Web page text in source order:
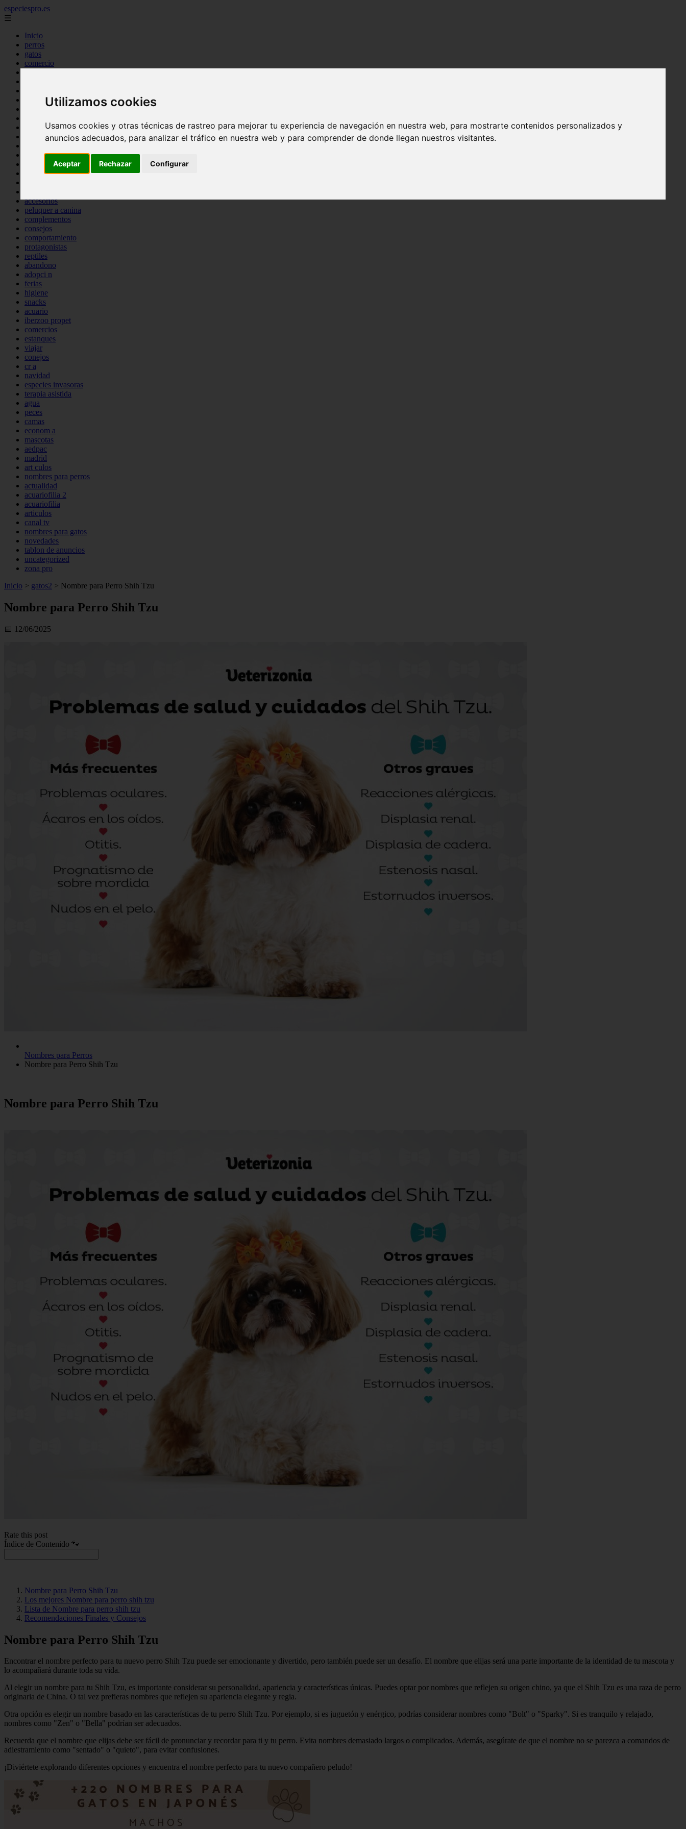
Utilizamos cookies
Usamos cookies y otras técnicas de rastreo para mejorar tu experiencia de navegación en nuestra web, para mostrarte contenidos personalizados y
anuncios adecuados, para analizar el tráfico en nuestra web y para comprender de donde llegan nuestros visitantes.
Aceptar Rechazar Configurar
especiespro.es
☰
Inicio
perros
gatos
comercio
tenencia responsable
mantenimiento
bienestar
peque os mam feros
verano
accesorios
peluquer a canina
complementos
consejos
comportamiento
protagonistas
reptiles
abandono
adopci n
ferias
higiene
snacks
acuario
iberzoo propet
comercios
estanques
viajar
conejos
cr a
navidad
especies invasoras
terapia asistida
agua
peces
camas
econom a
mascotas
aedpac
madrid
art culos
nombres para perros
actualidad
acuariofilia 2
acuariofilia
articulos
canal tv
nombres para gatos
novedades
tablon de anuncios
uncategorized
zona pro
Inicio > gatos2 > Nombre para Perro Shih Tzu
Nombre para Perro Shih Tzu
📅 12/06/2025
Nombres para Perros
Nombre para Perro Shih Tzu
Nombre para Perro Shih Tzu
Rate this post
Índice de Contenido 🐾
Nombre para Perro Shih Tzu
Los mejores Nombre para perro shih tzu
Lista de Nombre para perro shih tzu
Recomendaciones Finales y Consejos
Nombre para Perro Shih Tzu
Encontrar el nombre perfecto para tu nuevo perro Shih Tzu puede ser emocionante y divertido, pero también puede ser un desafío. El nombre que elijas será una parte importante de la identidad de tu mascota y
lo acompañará durante toda su vida.
Al elegir un nombre para tu Shih Tzu, es importante considerar su personalidad, apariencia y características únicas. Puedes optar por nombres que reflejen su origen chino, ya que el Shih Tzu es una raza de perro
originaria de China. O tal vez prefieras nombres que reflejen su apariencia elegante y regia.
Otra opción es elegir un nombre basado en las características de tu perro Shih Tzu. Por ejemplo, si es juguetón y enérgico, podrías considerar nombres como "Bolt" o "Sparky". Si es tranquilo y relajado,
nombres como "Zen" o "Bella" podrían ser adecuados.
Recuerda que el nombre que elijas debe ser fácil de pronunciar y recordar para ti y tu perro. Evita nombres demasiado largos o complicados. Además, asegúrate de que el nombre no se parezca a comandos de
adiestramiento como "sentado" o "quieto", para evitar confusiones.
¡Diviértete explorando diferentes opciones y encuentra el nombre perfecto para tu nuevo compañero peludo!